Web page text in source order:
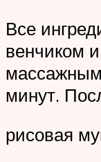
Все
венчиком
минут.
рисовая